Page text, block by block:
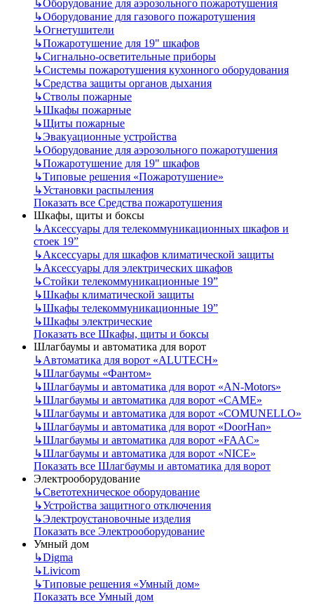
↳Оборудование для аэрозольного пожаротушения
↳Оборудование для газового пожаротушения
↳Огнетушители
↳Пожаротушение для 19" шкафов
↳Сигнально-осветительные приборы
↳Системы пожаротушения кухонного оборудования
↳Средства защиты органов дыхания
↳Стволы пожарные
↳Шкафы пожарные
↳Щиты пожарные
↳Эвакуационные устройства
↳Оборудование для аэрозольного пожаротушения
↳Пожаротушение для 19" шкафов
↳Типовые решения «Пожаротушение»
↳Установки распыления
Показать все Средства пожаротушения
Шкафы, щиты и боксы
↳Аксессуары для телекоммуникационных шкафов и
стоек 19”
↳Аксессуары для шкафов климатической защиты
↳Аксессуары для электрических шкафов
↳Стойки телекоммуникационные 19”
↳Шкафы климатической защиты
↳Шкафы телекоммуникационные 19”
↳Шкафы электрические
Показать все Шкафы, щиты и боксы
Шлагбаумы и автоматика для ворот
↳Автоматика для ворот «ALUTECH»
↳Шлагбаумы «Фантом»
↳Шлагбаумы и автоматика для ворот «AN-Motors»
↳Шлагбаумы и автоматика для ворот «CAME»
↳Шлагбаумы и автоматика для ворот «COMUNELLO»
↳Шлагбаумы и автоматика для ворот «DoorHan»
↳Шлагбаумы и автоматика для ворот «FAAC»
↳Шлагбаумы и автоматика для ворот «NICE»
Показать все Шлагбаумы и автоматика для ворот
Электрооборудование
↳Светотехническое оборудование
↳Устройства защитного отключения
↳Электроустановочные изделия
Показать все Электрооборудование
Умный дом
↳Digma
↳Livicom
↳Типовые решения «Умный дом»
Показать все Умный дом